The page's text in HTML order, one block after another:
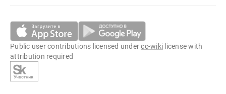
Public user contributions licensed undercc-wiki license with
attribution required